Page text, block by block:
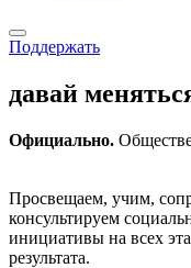
Поддержать
давай
Официально.
Просвещаем, учим,
консультируем
инициативы на всех
результата.